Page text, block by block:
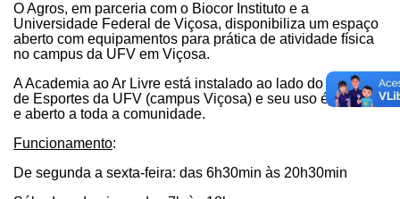
O Agros, em parceria com o Biocor Instituto e a
Universidade Federal de Viçosa, disponibiliza um espaço
aberto com equipamentos para prática de atividade física
no campus da UFV em Viçosa.
A Academia ao Ar Livre está instalado ao lado do Ginásio
de Esportes da UFV (campus Viçosa) e seu uso é gratuito
e aberto a toda a comunidade.
Funcionamento:
De segunda a sexta-feira: das 6h30min às 20h30min